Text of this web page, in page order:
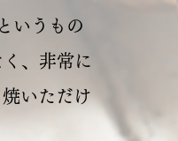
いうもの
、非常に
いただけ